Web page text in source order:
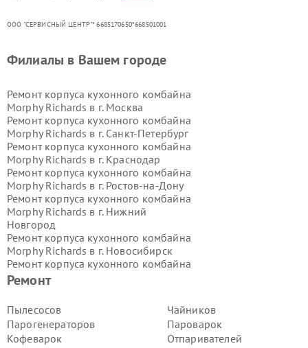
ООО "СЕРВИСНЫЙ ЦЕНТР"* 6685170650*668501001
Ремонт
Пылесосов
Парогенераторов
Кофеварок
Чайников
Пароварок
Отпаривателей
Филиалы в Вашем городе
Ремонт корпуса кухонного комбайна
Morphy Richards в г. Москва
Ремонт корпуса кухонного комбайна
Morphy Richards в г. Санкт-Петербург
Ремонт корпуса кухонного комбайна
Morphy Richards в г. Краснодар
Ремонт корпуса кухонного комбайна
Morphy Richards в г. Ростов-на-Дону
Ремонт корпуса кухонного комбайна
Morphy Richards в г. Нижний
Новгород
Ремонт корпуса кухонного комбайна
Morphy Richards в г. Новосибирск
Ремонт корпуса кухонного комбайна
Morphy Richards в г.
Ремонт корпуса кухонного комбайна
Ремонт корпуса кухонного комбайна
Morphy Richards в г.
Ремонт корпуса кухонного комбайна